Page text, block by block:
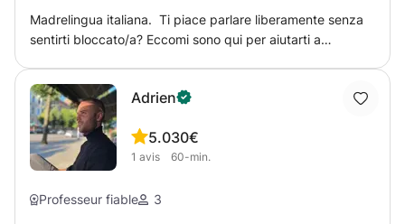
Madrelingua italiana. Ti piace parlare liberamente senza
sentirti bloccato/a? Eccomi sono qui per aiutarti a
video chiamata. GioAdrien
5.0
1 avis
30€
60-min.
Professeur fiable 3